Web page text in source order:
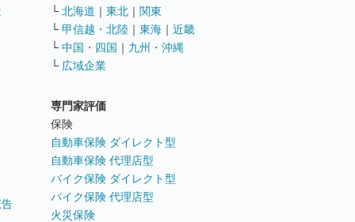
└ 北海道 ｜ 東北 ｜ 関東
└ 甲信越・北陸 ｜ 東海 ｜ 近畿
└ 中国・四国 ｜ 九州・沖縄
└ 広域企業
専門家評価
保険
自動車保険 ダイレクト型
自動車保険 代理店型
バイク保険 ダイレクト型
バイク保険 代理店型
火災保険